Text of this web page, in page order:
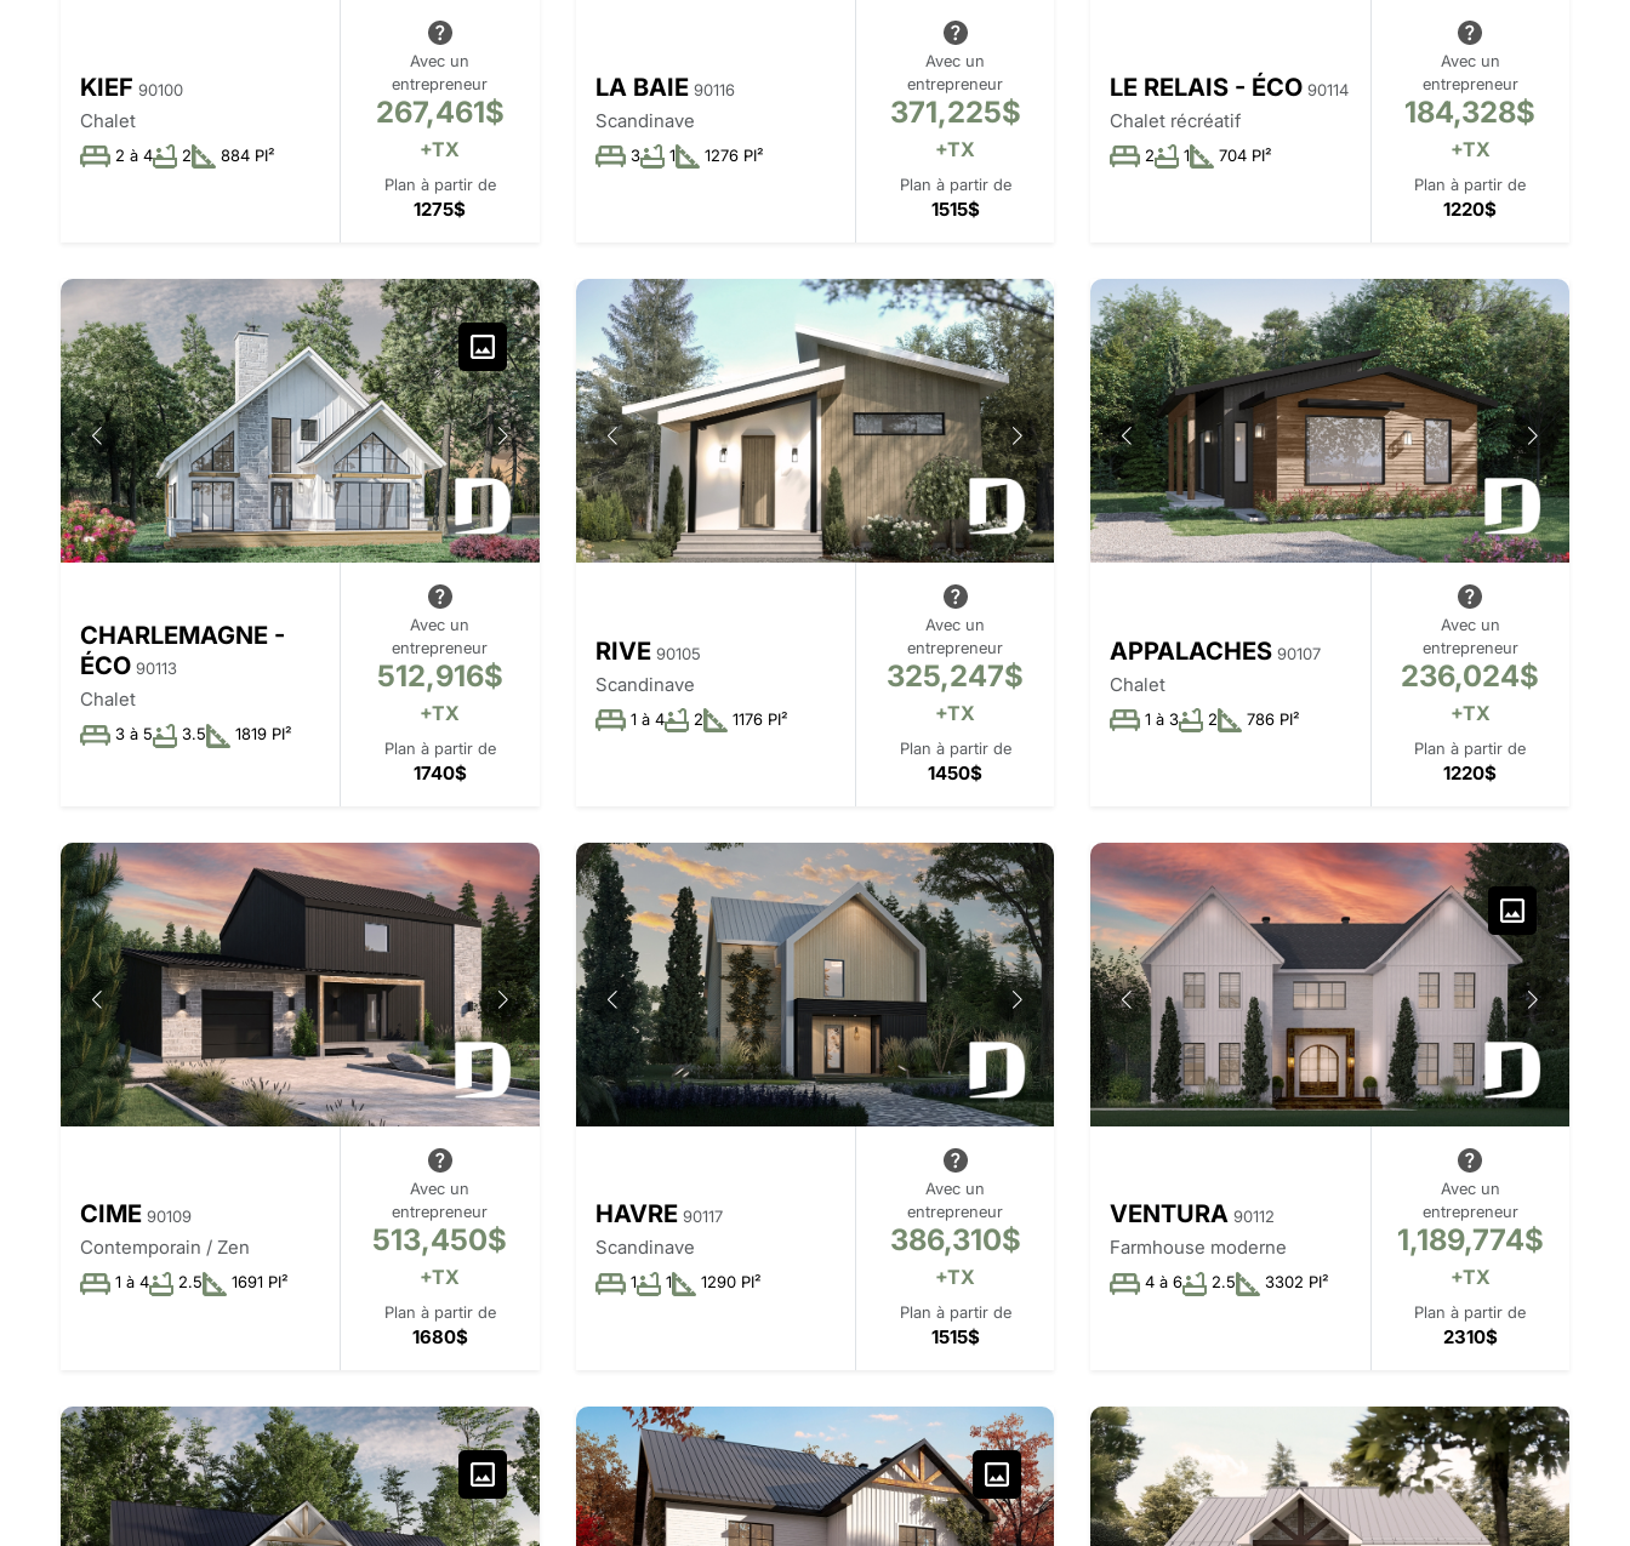
KIEF 90100
Chalet
2 à 4 2 884 PI²
Avec un
entrepreneur
267,461$
+TX
Plan à partir de
1275$
LA BAIE 90116
Scandinave
3 1 1276 PI²
Avec un
entrepreneur
371,225$
+TX
Plan à partir de
1515$
LE RELAIS - ÉCO 90114
Chalet récréatif
2 1 704 PI²
Avec un
entrepreneur
184,328$
+TX
Plan à partir de
1220$
CHARLEMAGNE -
ÉCO 90113
Chalet
3 à 5 3.5 1819 PI²
Avec un
entrepreneur
512,916$
+TX
Plan à partir de
1740$
RIVE 90105
Scandinave
1 à 4 2 1176 PI²
Avec un
entrepreneur
325,247$
+TX
Plan à partir de
1450$
APPALACHES 90107
Chalet
1 à 3 2 786 PI²
Avec un
entrepreneur
236,024$
+TX
Plan à partir de
1220$
CIME 90109
Contemporain / Zen
1 à 4 2.5 1691 PI²
Avec un
entrepreneur
513,450$
+TX
Plan à partir de
1680$
HAVRE 90117
Scandinave
1 1 1290 PI²
Avec un
entrepreneur
386,310$
+TX
Plan à partir de
1515$
VENTURA 90112
Farmhouse moderne
4 à 6 2.5 3302 PI²
Avec un
entrepreneur
1,189,774$
+TX
Plan à partir de
2310$